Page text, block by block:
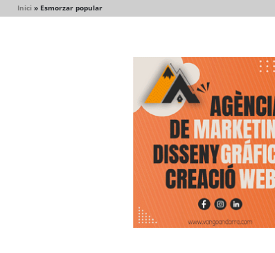
Inici » Esmorzar popular